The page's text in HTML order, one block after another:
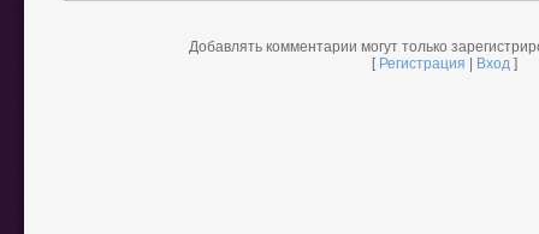
Добавлять комментарии могут только
[ Регистрация Вход ]